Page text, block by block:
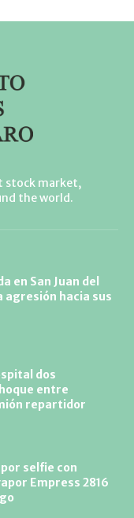
stock market,
the world.
en San Juan del
agresión hacia sus
dos
entre
repartidor
selfie con
Empress 2816